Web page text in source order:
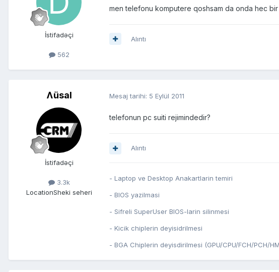
İstifadəçi
562
men telefonu komputere qoshsam da onda hec
Alıntı
Ʌüsal
İstifadəçi
3.3k
LocationSheki seheri
Mesaj tarihi: 5 Eylül 2011
telefonun pc suiti rejimindedir?
Alıntı
- Laptop ve Desktop Anakartlarin temiri
- BIOS yazilmasi
- Sifreli SuperUser BIOS-larin silinmesi
- Kicik chiplerin deyisidrilmesi
- BGA Chiplerin deyisdirilmesi (GPU/CPU/FCH/PCH/